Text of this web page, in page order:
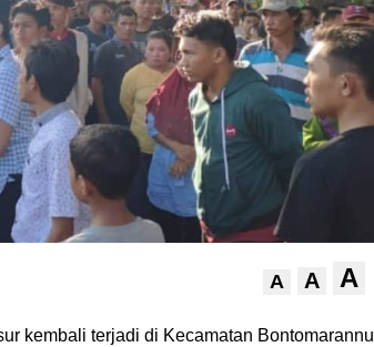
A A A
kembali terjadi di Kecamatan Bontomarannu